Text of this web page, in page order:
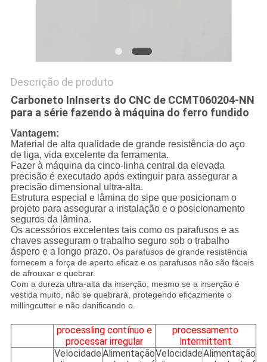
Descrição de produto
Carboneto InInserts do CNC de CCMT060204-NN
para a série fazendo à máquina do ferro fundido
Vantagem:
Material de alta qualidade de grande resistência do aço
de liga, vida excelente da ferramenta.
Fazer à máquina da cinco-linha central da elevada
precisão é executado após extinguir para assegurar a
precisão dimensional ultra-alta.
Estrutura especial e lâmina do sipe que posicionam o
projeto para assegurar a instalação e o posicionamento
seguros da lâmina.
Os acessórios excelentes tais como os parafusos e as
chaves asseguram o trabalho seguro sob o trabalho
áspero e a longo prazo. Os parafusos de grande resistência
fornecem a força de aperto eficaz e os parafusos não são fáceis
de afrouxar e quebrar.
Com a dureza ultra-alta da inserção, mesmo se a inserção é
vestida muito, não se quebrará, protegendo eficazmente o
millingcutter e não danificando o.
processling contínuo e
processar irregular
processamento
lntermittent
VelocidadeAlimentaçãoVelocidadeAlimentação